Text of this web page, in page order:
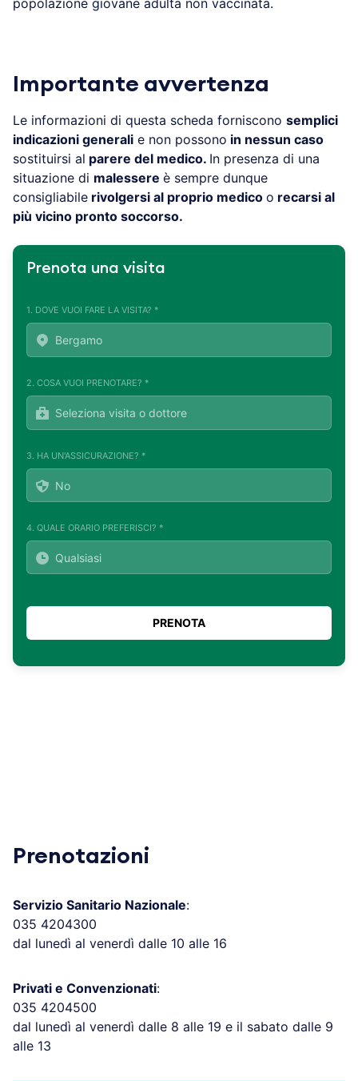
Importante avvertenza
Le informazioni di questa scheda forniscono semplici
indicazioni generali e non possono in nessun caso
sostituirsi al parere del medico. In presenza di una
situazione di malessere è sempre dunque
consigliabile rivolgersi al proprio medico o recarsi al
più vicino pronto soccorso.
Prenota una visita
1. DOVE VUOI FARE LA VISITA? *
2. COSA VUOI PRENOTARE? *
3. HA UN'ASSICURAZIONE? *
4. QUALE ORARIO PREFERISCI? *
Prenotazioni
Servizio Sanitario Nazionale:
035 4204300
dal lunedì al venerdì dalle 10 alle 16
Privati e Convenzionati:
035 4204500
dal lunedì al venerdì dalle 8 alle 19 e il sabato dalle 9
alle 13